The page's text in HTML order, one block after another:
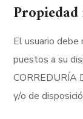
El usuario
puestos a su
CORREDURÍA
y/o de